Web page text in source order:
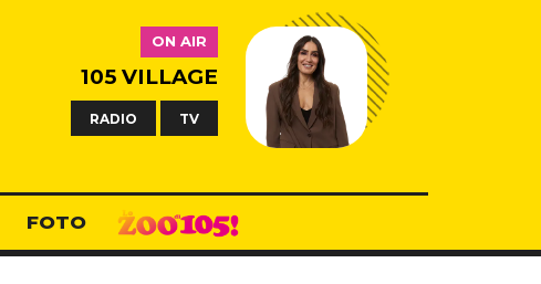
ON AIR
105 VILLAGE
RADIO TV
FOTO